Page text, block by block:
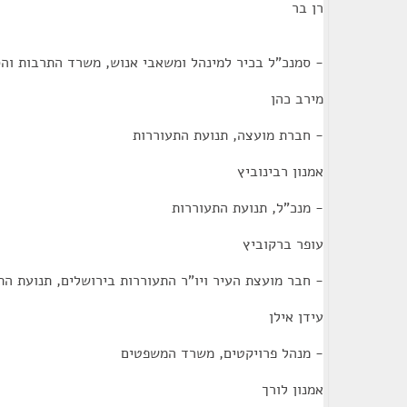
רן בר
- סמנכ"ל בכיר למינהל ומשאבי אנוש, משרד התרבות
מירב כהן
- חברת מועצה, תנועת התעוררות
אמנון רבינוביץ
- מנכ"ל, תנועת התעוררות
עופר ברקוביץ
- חבר מועצת העיר ויו"ר התעוררות בירושלים, תנועת
עידן אילן
- מנהל פרויקטים, משרד המשפטים
אמנון לורך